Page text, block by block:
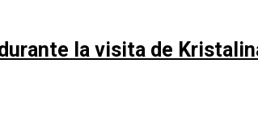
la visita de